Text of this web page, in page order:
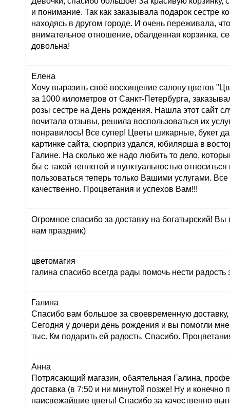
и понимание. Так как заказывала подарок сестре
находясь в другом городе. И очень переживала,
внимательное отношение, обалденная корзинка,
довольна!
Елена
Хочу выразить своё восхищение салону цветов
за 1000 километров от Санкт-Петербурга,
розы сестре на День рождения. Нашла этот сайт
почитала отзывы, решила воспользоваться их
понравилось! Все супер! Цветы шикарные, букет
картинке сайта, сюрприз удался, юбилярша в
Галине. На сколько же надо любить то дело,
бы с такой теплотой и пунктуальностью
пользоваться теперь только Вашими услугами.
качественно. Процветания и успехов Вам!!!
Огромное спасибо за доставку на богатырский! Вы
нам праздник)
цветомагия
галина спасибо всегда рады помочь нести
Галина
Спасибо вам большое за своевременную доставку,
Сегодня у дочери день рождения и вы помогли
тыс. Км подарить ей радость. Спасибо.
Анна
Потрясающий магазин, обаятельная Галина,
доставка (в 7:50 и ни минутой позже! Ну и конечно
наисвежайшие цветы! Спасибо за качественно